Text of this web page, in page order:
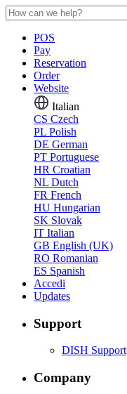
POS
Pay
Reservation
Order
Website
Italian
CS Czech
PL Polish
DE German
PT Portuguese
HR Croatian
NL Dutch
FR French
HU Hungarian
SK Slovak
IT Italian
GB English (UK)
RO Romanian
ES Spanish
Accedi
Updates
Support
DISH Support
Company